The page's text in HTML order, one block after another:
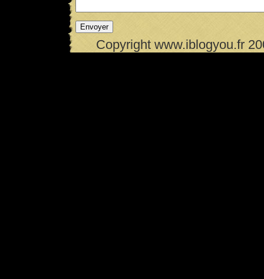
Copyright www.iblogyou.fr